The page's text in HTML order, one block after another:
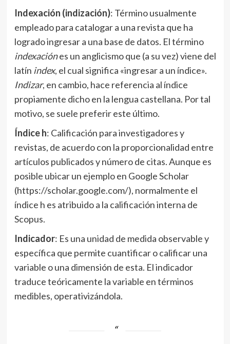
Indexación (indización): Término usualmente
empleado para catalogar a una revista que ha
logrado ingresar a una base de datos. El término
indexaciónes un anglicismo que (a su vez) viene del
latín index, el cual significa «ingresar a un índice».
Indizar, en cambio, hace referencia al índice
propiamente dicho en la lengua castellana. Por tal
motivo, se suele preferir este último.
Índice h: Calificación para investigadores y
revistas, de acuerdo con la proporcionalidad entre
artículos publicados y número de citas. Aunque es
posible ubicar un ejemplo en Google Scholar
(https://scholar.google.com/), normalmente el
índice h es atribuido a la calificación interna de
Scopus.
Indicador: Es una unidad de medida observable y
específica que permite cuantificar o calificar una
variable o una dimensión de esta. El indicador
traduce teóricamente la variable en términos
medibles, operativizándola.